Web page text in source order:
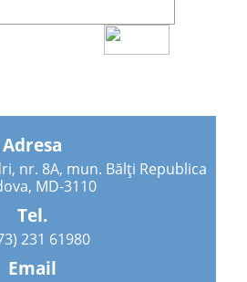
Adresa
nr. 8A, mun. Bălți Republica
MD-3110
Tel.
231 61980
Email